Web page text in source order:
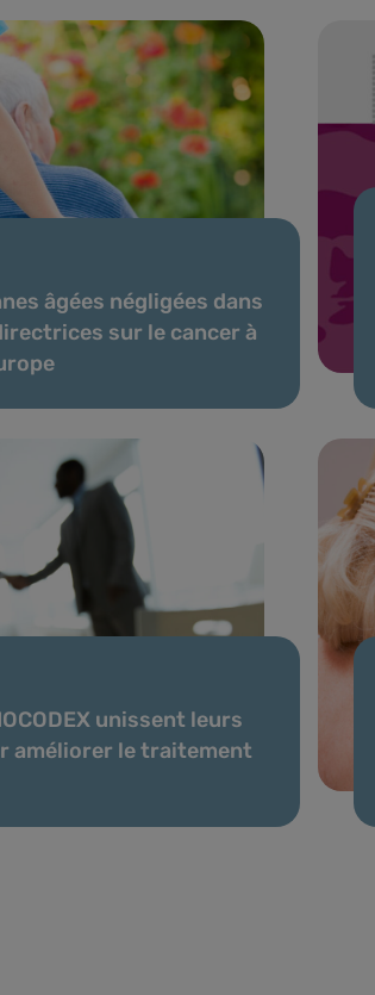
âgées négligées dans
sur le cancer à
unissent leurs
améliorer le traitement